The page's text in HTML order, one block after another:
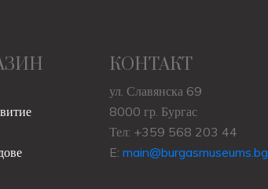
КОНТАКТ
ул. Славянска 69
8000 гр. Бургас
Тел: +359 568 203 44
E: main@burgasmuseums.bg